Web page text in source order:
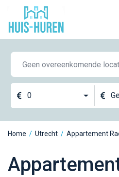
0
Home / Utrecht / Appartement